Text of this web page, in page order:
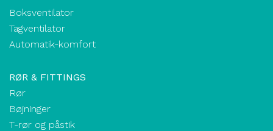
Boksventilator
Tagventilator
Automatik-komfort
RØR & FITTINGS
Rør
Bøjninger
T-rør og påstik